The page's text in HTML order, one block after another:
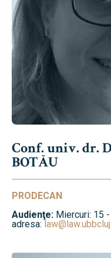
Conf. univ. dr.
BOTĂU
PRODECAN
Audienţe: Miercuri: 15
adresa: